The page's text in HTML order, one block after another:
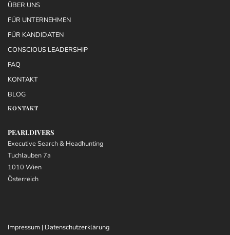
ÜBER UNS
FÜR UNTERNEHMEN
FÜR KANDIDATEN
CONSCIOUS LEADERSHIP
FAQ
KONTAKT
BLOG
KONTAKT
PEARLDIVERS
Executive Search & Headhunting
Tuchlauben 7a
1010 Wien
Österreich
Impressum | Datenschutzerklärung